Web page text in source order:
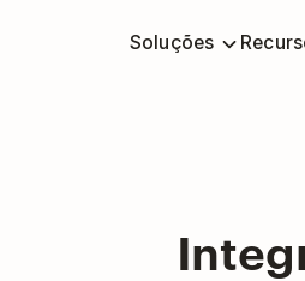
Soluções